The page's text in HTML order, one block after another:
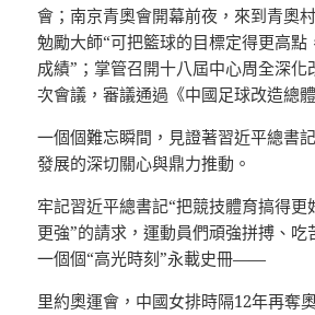
會；南京青奧會開幕前夜，來到青奧
勉勵大師“可把籃球的目標定得更高點
成績”；掌管召開十八屆中心周全深化
次會議，審議通過《中國足球改造總
一個個難忘瞬間，見證著習近平總書
發展的深切關心與鼎力推動。
牢記習近平總書記“把競技體育搞得更
更強”的請求，運動員們頑強拼搏、吃
一個個“高光時刻”永載史冊——
里約奧運會，中國女排時隔12年再奪